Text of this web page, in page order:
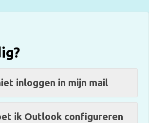
inloggen in mijn mail
ik Outlook configureren